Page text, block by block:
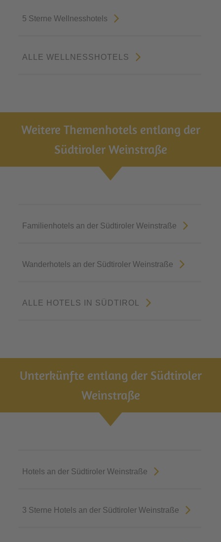
5 Sterne Wellnesshotels
ALLE WELLNESSHOTELS
Weitere Themenhotels entlang der
Südtiroler Weinstraße
Familienhotels an der Südtiroler Weinstraße
Wanderhotels an der Südtiroler Weinstraße
ALLE HOTELS IN SÜDTIROL
Unterkünfte entlang der Südtiroler
Weinstraße
Hotels an der Südtiroler Weinstraße
3 Sterne Hotels an der Südtiroler Weinstraße